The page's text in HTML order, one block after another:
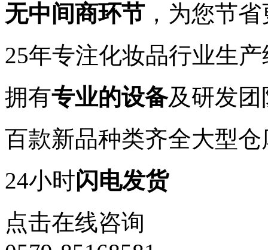
无中间商环节，为您节
25年专注化妆品行业生
拥有专业的设备及研发团
百款新品种类齐全大型
24小时闪电发货
点击在线咨询